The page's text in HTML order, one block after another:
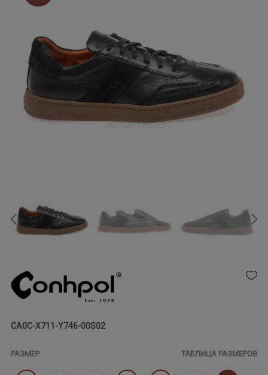
CA0C-X711-Y746-00S02
РАЗМЕР ТАБЛИЦА РАЗМЕРОВ